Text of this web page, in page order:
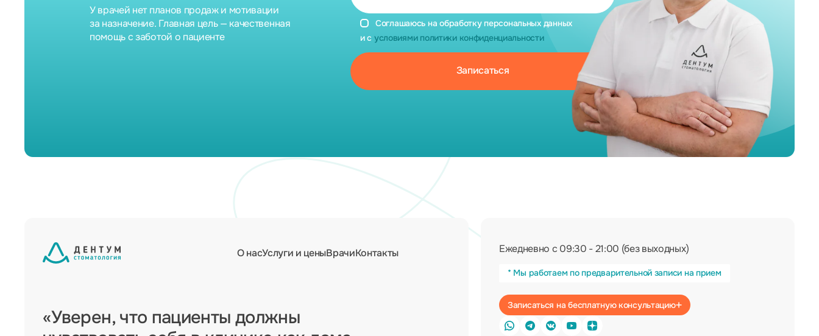
У врачей нет планов продаж и мотивации
за назначение. Главная цель — качественная
помощь с заботой о пациенте
Соглашаюсь на обработку персональных данных
и с условиями политики конфиденциальности
О насУслуги и ценыВрачиКонтакты
«Уверен, что пациенты должны
Ежедневно с 09:30 - 21:00 (без выходных)
* Мы работаем по предварительной записи на прием
Записаться на бесплатную консультацию